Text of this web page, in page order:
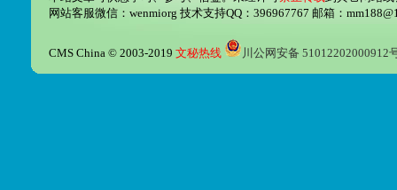
网站客服微信：wenmiorg 技术支持QQ：396967767 邮箱：
CMS China © 2003-2019 文秘热线 川公网安备 51012202000912